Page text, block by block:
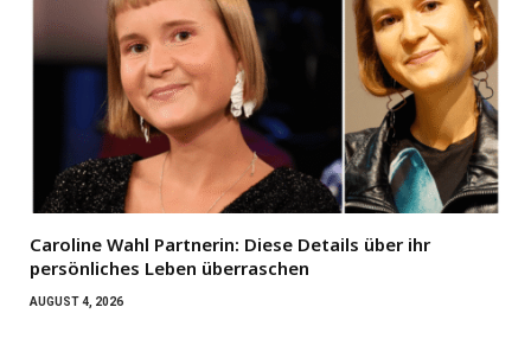
Caroline Wahl Partnerin: Diese Details über ihr
persönliches Leben überraschen
AUGUST 4, 2026